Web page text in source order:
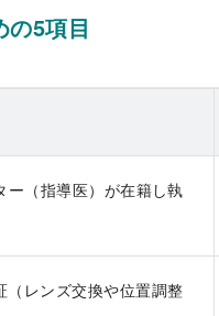
の5項目
ー（指導医）が在籍し執
（レンズ交換や位置調整